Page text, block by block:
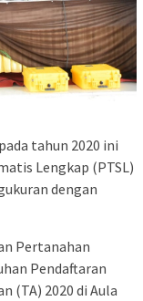
tahun 2020 ini
Lengkap (PTSL)
dengan
Pertanahan
Pendaftaran
(TA) 2020 di Aula